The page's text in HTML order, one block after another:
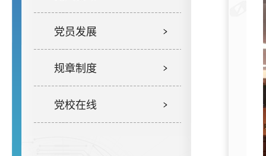
党员发展
规章制度
党校在线